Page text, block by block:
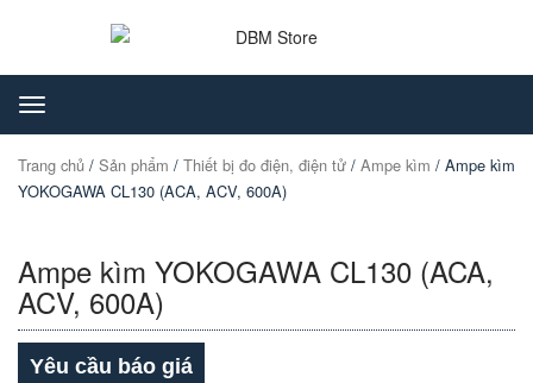
Toggle
navigation
Trang chủ / Sản phẩm / Thiết bị đo điện, điện tử / Ampe kìm / Ampe kìm
YOKOGAWA CL130 (ACA, ACV, 600A)
Ampe kìm YOKOGAWA CL130 (ACA,
ACV, 600A)
Yêu cầu báo giá